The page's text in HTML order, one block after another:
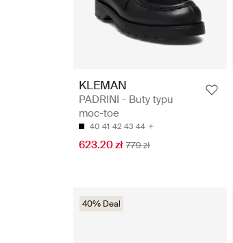
KLEMAN
PADRINI - Buty typu
moc-toe
40 41 42 43 44
623.20 zł 779 zł
40% Deal